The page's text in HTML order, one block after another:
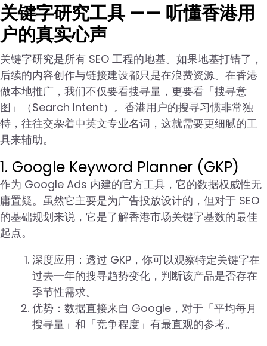
关键字研究工具 —— 听懂香港用
户的真实心声
关键字研究是所有 SEO 工程的地基。如果地基打错了，
后续的内容创作与链接建设都只是在浪费资源。在香港
做本地推广，我们不仅要看搜寻量，更要看「搜寻意
图」（Search Intent）。香港用户的搜寻习惯非常独
特，往往交杂着中英文专业名词，这就需要更细腻的工
具来辅助。
1. Google Keyword Planner (GKP)
作为 Google Ads 内建的官方工具，它的数据权威性无
庸置疑。虽然它主要是为广告投放设计的，但对于 SEO
的基础规划来说，它是了解香港市场关键字基数的最佳
起点。
深度应用：透过 GKP，你可以观察特定关键字在
过去一年的搜寻趋势变化，判断该产品是否存在
季节性需求。
优势：数据直接来自 Google，对于「平均每月
搜寻量」和「竞争程度」有最直观的参考。